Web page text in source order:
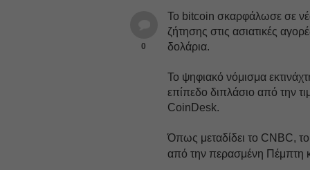
0
Το bitcoin σκαρφάλωσε σε
ζήτησης στις ασιατικές
δολάρια.
Το ψηφιακό νόμισμα
επίπεδο διπλάσιο από την
CoinDesk.
Όπως μεταδίδει το CNBC,
από την περασμένη Πέμπτη